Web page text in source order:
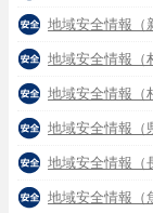
地域安全情報（
地域安全情報（
地域安全情報（
地域安全情報（
地域安全情報（
地域安全情報（